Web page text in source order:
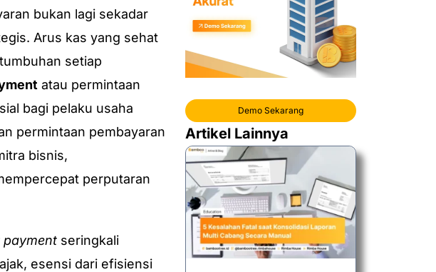
bukan lagi sekadar
Arus kas yang sehat
setiap
atau permintaan
bagi pelaku usaha
permintaan pembayaran
bisnis,
perputaran
paymentseringkali
esensi dari efisiensi
Demo Sekarang
Artikel Lainnya